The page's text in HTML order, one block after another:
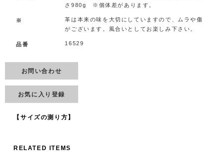
さ980g ※個体差があります。
※
革は本来の味を大切にしていますので、ムラや傷
がございます。風合いとしてお楽しみ下さい。
品番 16529
お問い合わせ
お気に入り登録
【サイズの測り方】
RELATED ITEMS